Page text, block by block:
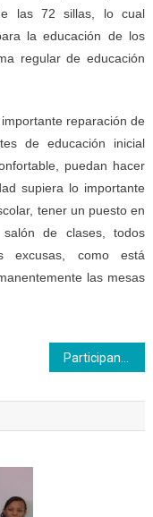
las 72 sillas, lo cual
la educación de los
regular de educación
reparación de
de educación inicial
puedan hacer
supiera lo importante
tener un puesto en
de clases, todos
excusas, como está
las mesas